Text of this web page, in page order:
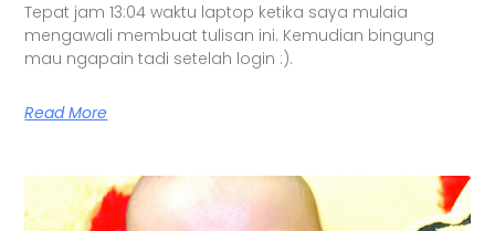
Tepat jam 13:04 waktu laptop ketika saya mulaia
mengawali membuat tulisan ini. Kemudian bingung
mau ngapain tadi setelah login :).
Read More